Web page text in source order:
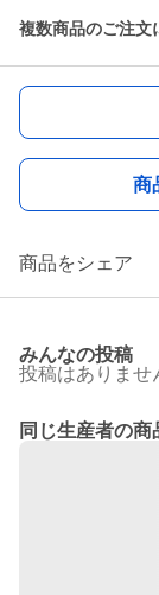
複数商品のご注文
商
商品をシェア
みんなの投稿
投稿はありませ
同じ生産者の商